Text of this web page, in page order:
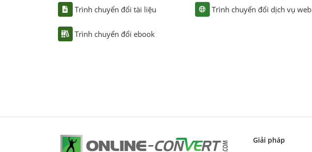
Trình chuyển đổi tài liệu
Trình chuyển đổi ebook
Trình chuyển đổi dịch vụ web
Giải pháp